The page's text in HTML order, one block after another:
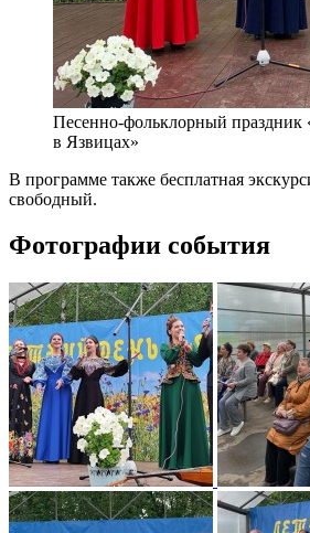
Песенно-фольклорный праздник
в Язвицах»
В программе также бесплатная
свободный.
Фотографии события